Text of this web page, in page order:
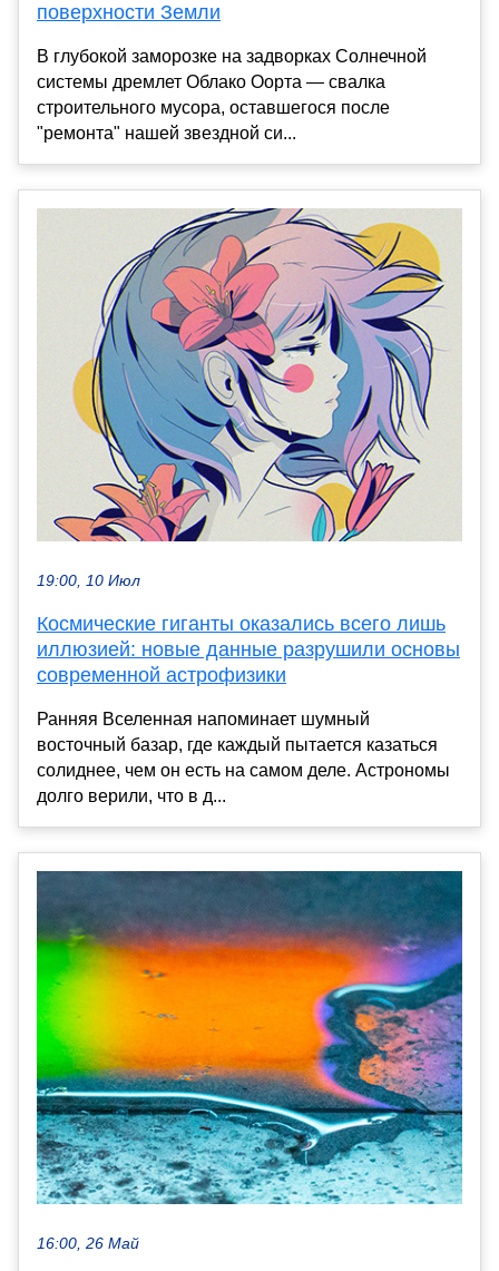
поверхности Земли
В глубокой заморозке на задворках Солнечной
системы дремлет Облако Оорта — свалка
строительного мусора, оставшегося после
"ремонта" нашей звездной си...
19:00, 10 Июл
Космические гиганты оказались всего лишь
иллюзией: новые данные разрушили основы
современной астрофизики
Ранняя Вселенная напоминает шумный
восточный базар, где каждый пытается казаться
солиднее, чем он есть на самом деле. Астрономы
долго верили, что в д...
16:00, 26 Май